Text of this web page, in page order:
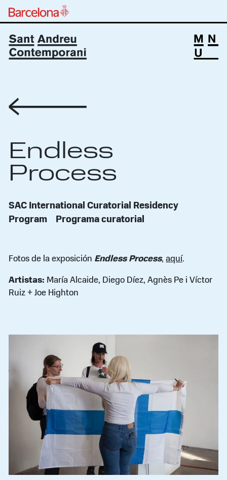
Endless
Process
SAC International Curatorial Residency
Program
Programa curatorial
Fotos de la exposición Endless Process,aquí.
Artistas: María Alcaide, Diego Díez, Agnès Pe i Víctor
Ruiz + Joe Highton